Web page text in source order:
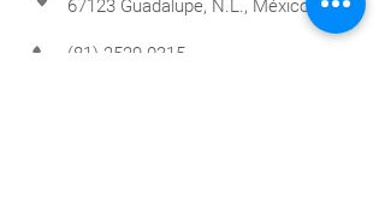
67123 Guadalupe, N.L., México
(81) 2529-0315